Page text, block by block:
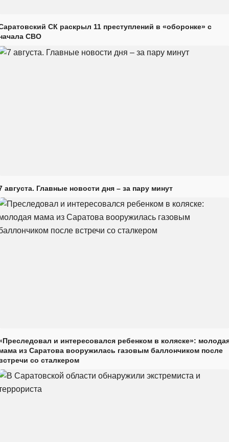
СК раскрыл 11 преступлений в «оборонке» с
СВО
августа. Главные новости дня – за пару минут
и интересовался ребенком в коляске»:
из Саратова вооружилась газовым баллончиком после
со сталкером